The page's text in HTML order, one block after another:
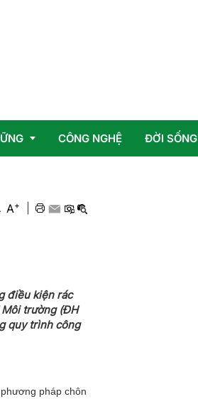
CÔNG NGHỆ ĐỜI SỐNG
A+
điều kiện rác
trường (ĐH
quy trình công
pháp chôn